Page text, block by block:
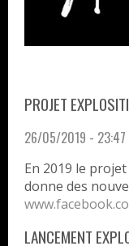
PROJET
26/05/2019 - 23:47
En 2019 le
donne des
LANCEMENT